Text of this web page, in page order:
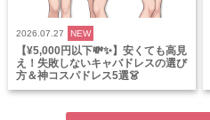
2026.07.27 NEW
【¥5,000円以下💸✨】安くても高見
え！失敗しないキャバドレスの選び
方＆神コスパドレス5選👗